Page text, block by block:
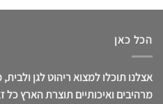
הכל כאן
אצלנו תוכלו למצוא ריהוט לגן ולבית,
מרהיבים ואיכותיים תוצרת הארץ כל